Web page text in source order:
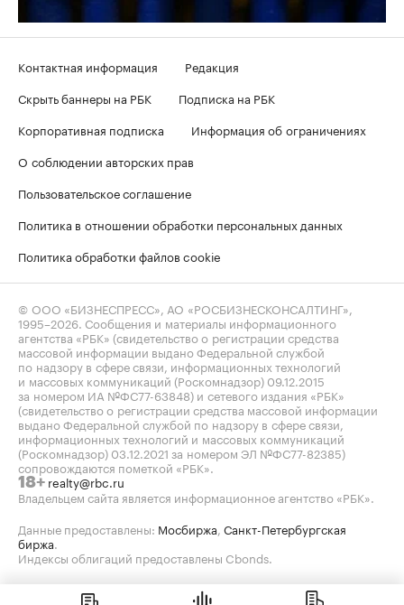
Контактная информация
Редакция
Скрыть баннеры на РБК
Подписка на РБК
Корпоративная подписка
Информация об ограничениях
О соблюдении авторских прав
Пользовательское соглашение
Политика в отношении обработки персональных данных
Политика обработки файлов cookie
© ООО «БИЗНЕСПРЕСС», АО «РОСБИЗНЕСКОНСАЛТИНГ»,
1995–2026 . Сообщения и материалы информационного
агентства «РБК» (свидетельство о регистрации средства
массовой информации выдано Федеральной службой
по надзору в сфере связи, информационных технологий
и массовых коммуникаций (Роскомнадзор) 09.12.2015
за номером ИА №ФС77-63848) и сетевого издания «РБК»
(свидетельство о регистрации средства массовой информации
выдано Федеральной службой по надзору в сфере связи,
информационных технологий и массовых коммуникаций
(Роскомнадзор) 03.12.2021 за номером ЭЛ №ФС77-82385)
сопровождаются пометкой «РБК».
18+ realty@rbc.ru
Владельцем сайта является информационное агентство «РБК».
Данные предоставлены: Мосбиржа Санкт-Петербургская
биржа
Индексы облигаций предоставлены Cbonds.